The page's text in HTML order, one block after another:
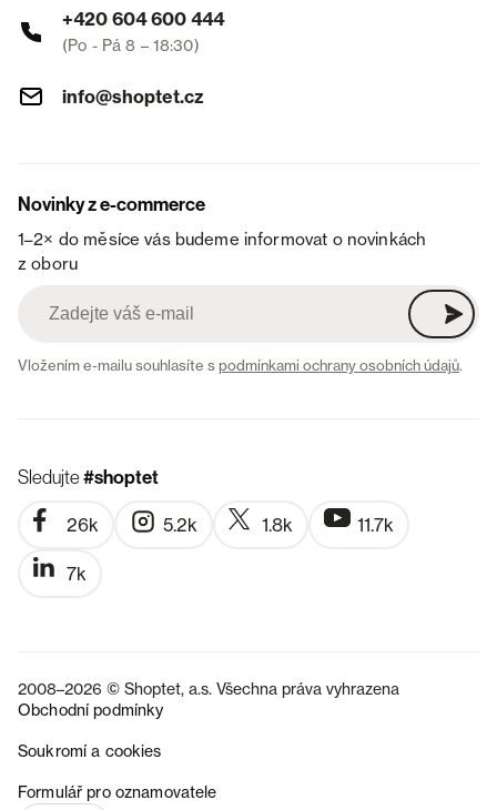
+420 604 600 444
(Po - Pá 8 – 18:30)
info@shoptet.cz
Novinky z e-commerce
1–2× do měsíce vás budeme informovat o novinkách
z oboru
Vložením e-mailu souhlasíte spodmínkami ochrany osobních údajů.
Sledujte#shoptet
26k 5.2k 1.8k 11.7k
7k
2008–2026 © Shoptet, a.s. Všechna práva vyhrazena
Obchodní podmínky
Soukromí a cookies
Formulář pro oznamovatele